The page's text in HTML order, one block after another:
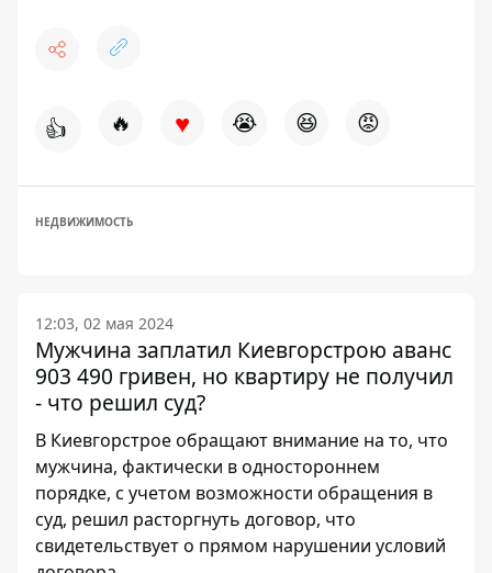
👍 🔥 ♥ 😭 😆 😡
НЕДВИЖИМОСТЬ
12:03, 02 мая 2024
Мужчина заплатил Киевгорстрою аванс
903 490 гривен, но квартиру не получил
- что решил суд?
В Киевгорстрое обращают внимание на то, что
мужчина, фактически в одностороннем
порядке, с учетом возможности обращения в
суд, решил расторгнуть договор, что
свидетельствует о прямом нарушении условий